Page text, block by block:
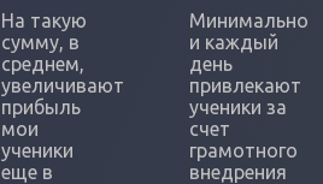
На такую
сумму, в
среднем,
увеличивают
прибыль
мои
ученики
еще в
Минимально
и каждый
день
привлекают
ученики за
счет
грамотного
внедрения